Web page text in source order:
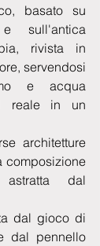
basato su
sull'antica
rivista in
servendosi
e acqua
reale in un
architetture
composizione
astratta dal
dal gioco di
dal pennello